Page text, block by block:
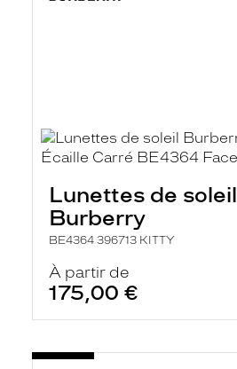
Lunettes de soleil
Burberry
BE4364 396713 KITTY
À partir de
175,00 €